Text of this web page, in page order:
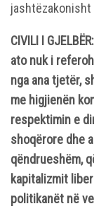
CIVILI I
ato nuk i
nga ana tjetër,
me higjienën
respektimin e
shoqërore dhe
qëndrueshëm,
kapitalizmit
politikanët në